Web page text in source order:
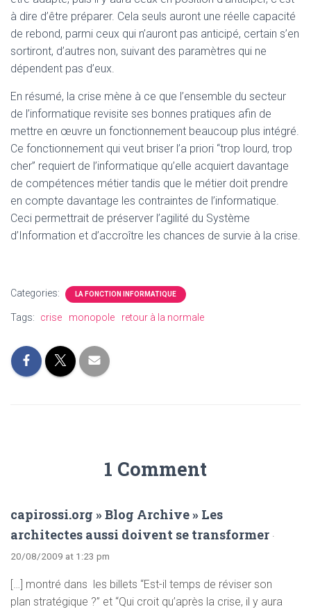
à dire d’être préparer. Cela seuls auront une réelle capacité
de rebond, parmi ceux qui n’auront pas anticipé, certain s’en
sortiront, d’autres non, suivant des paramètres qui ne
dépendent pas d’eux.
En résumé, la crise mène à ce que l’ensemble du secteur
de l’informatique revisite ses bonnes pratiques afin de
mettre en œuvre un fonctionnement beaucoup plus intégré.
Ce fonctionnement qui veut briser l’a priori “trop lourd, trop
cher” requiert de l’informatique qu’elle acquiert davantage
de compétences métier tandis que le métier doit prendre
en compte davantage les contraintes de l’informatique.
Ceci permettrait de préserver l’agilité du Système
d’Information et d’accroître les chances de survie à la crise.
Categories: LA FONCTION INFORMATIQUE
Tags: crise monopole retour à la normale
1 Comment
capirossi.org » Blog Archive » Les
architectes aussi doivent se transformer ·
20/08/2009 at 1:23 pm
[…] montré dans les billets “Est-il temps de réviser son
plan stratégique ?” et “Qui croit qu’après la crise, il y aura